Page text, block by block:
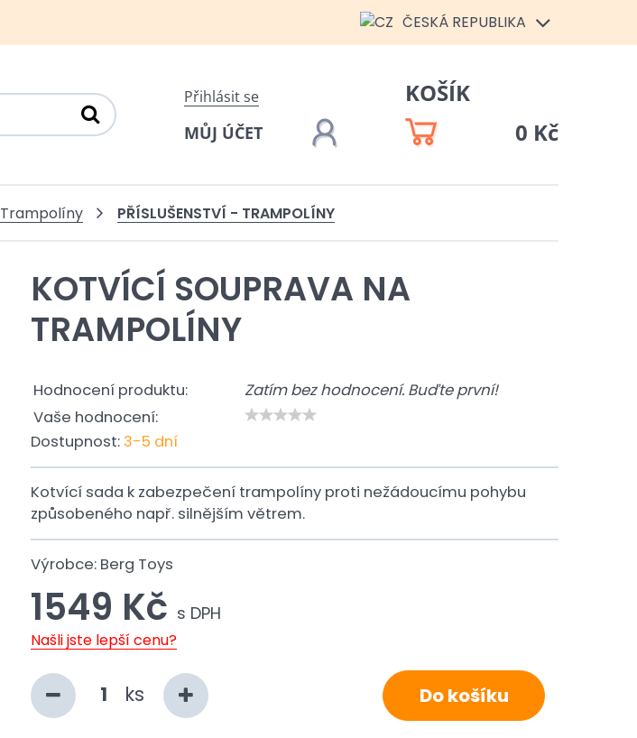
ČESKÁ REPUBLIKA
Přihlásit se
MŮJ ÚČET
KOŠÍK
0 Kč
Trampolíny PŘÍSLUŠENSTVÍ - TRAMPOLÍNY
KOTVÍCÍ SOUPRAVA NA
TRAMPOLÍNY
Hodnocení produktu:
Zatím bez hodnocení. Buďte první!
Vaše hodnocení:
Dostupnost:3-5 dní
Kotvící sada k zabezpečení trampolíny proti nežádoucímu pohybu
způsobeného např. silnějším větrem.
Výrobce: Berg Toys
1549 Kč s DPH
Našli jste lepší cenu?
ks Do košíku